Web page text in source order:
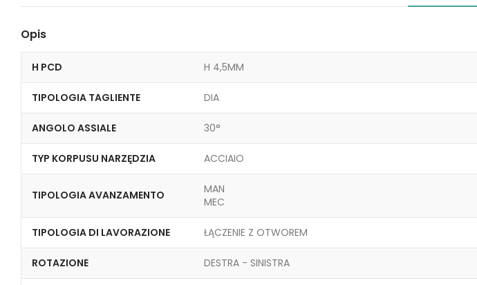
Opis
H PCD H 4,5MM
TIPOLOGIA TAGLIENTE DIA
ANGOLO ASSIALE 30°
TYP KORPUSU NARZĘDZIA ACCIAIO
TIPOLOGIA AVANZAMENTO
MAN
MEC
TIPOLOGIA DI LAVORAZIONE ŁĄCZENIE Z OTWOREM
ROTAZIONE DESTRA - SINISTRA